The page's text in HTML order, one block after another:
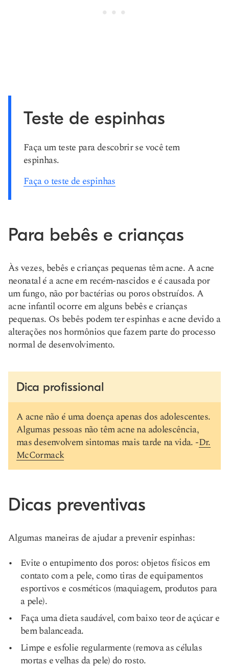
Teste de espinhas
Faça um teste para descobrir se você tem
espinhas.
Faça o teste de espinhas
Para bebês e crianças
Às vezes, bebês e crianças pequenas têm acne. A acne
neonatal é a acne em recém-nascidos e é causada por
um fungo, não por bactérias ou poros obstruídos. A
acne infantil ocorre em alguns bebês e crianças
pequenas. Os bebês podem ter espinhas e acne devido a
alterações nos hormônios que fazem parte do processo
normal de desenvolvimento.
Dica profissional
A acne não é uma doença apenas dos adolescentes.
Algumas pessoas não têm acne na adolescência,
mas desenvolvem sintomas mais tarde na vida. -Dr.
McCormack
Dicas preventivas
Algumas maneiras de ajudar a prevenir espinhas:
Evite o entupimento dos poros: objetos físicos em
contato com a pele, como tiras de equipamentos
esportivos e cosméticos (maquiagem, produtos para
a pele).
Faça uma dieta saudável, com baixo teor de açúcar e
bem balanceada.
Limpe e esfolie regularmente (remova as células
mortas e velhas da pele) do rosto.